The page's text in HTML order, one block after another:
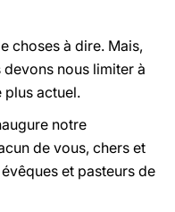
choses à dire. Mais,
nous limiter à
plus actuel.
notre
de vous, chers et
et pasteurs de